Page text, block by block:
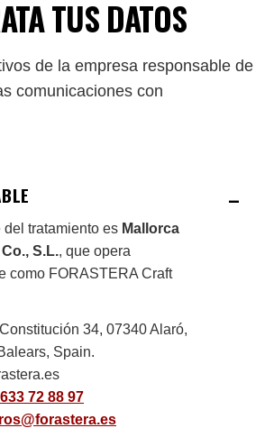
TUS DATOS
de la empresa responsable de
comunicaciones con
del tratamiento es Mallorca
S.L., que opera
como FORASTERA Craft
34, 07340 Alaró,
Spain.
72 88 97